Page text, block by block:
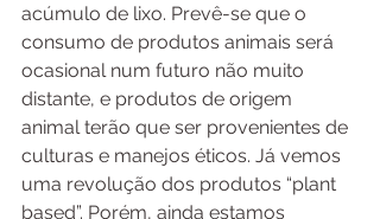
acúmulo de lixo. Prevê-se que o
consumo de produtos animais será
ocasional num futuro não muito
distante, e produtos de origem
animal terão que ser provenientes de
culturas e manejos éticos. Já vemos
uma revolução dos produtos “plant
based”. Porém, ainda estamos